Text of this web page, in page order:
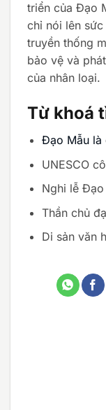
triển của Đạo
chỉ nói lên
truyền thống
bảo vệ và
của nhân loại.
Từ khoá
Đạo Mẫu là
UNESCO
Nghi lễ Đạo
Thần chủ
Di sản văn